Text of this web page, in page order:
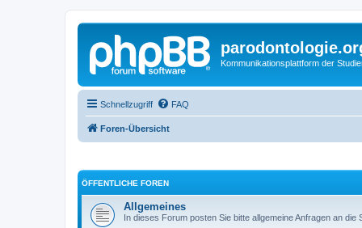
Kommunikationsplattform der
Schnellzugriff FAQ
Foren-Übersicht
ÖFFENTLICHE FOREN
Allgemeines
In dieses Forum posten Sie bitte allgemeine Anfragen an die